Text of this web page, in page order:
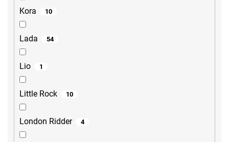
Kora 10
Lada 54
Lio 1
Little Rock 10
London Ridder 4